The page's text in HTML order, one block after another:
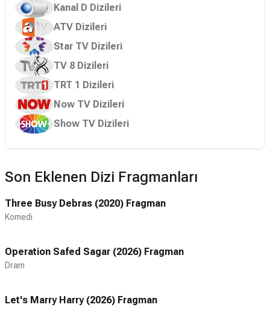
Kanal D Dizileri
ATV Dizileri
Star TV Dizileri
TV 8 Dizileri
TRT 1 Dizileri
Now TV Dizileri
Show TV Dizileri
Son Eklenen Dizi Fragmanları
Three Busy Debras (2020) Fragman
Komedi
Operation Safed Sagar (2026) Fragman
Dram
Let's Marry Harry (2026) Fragman